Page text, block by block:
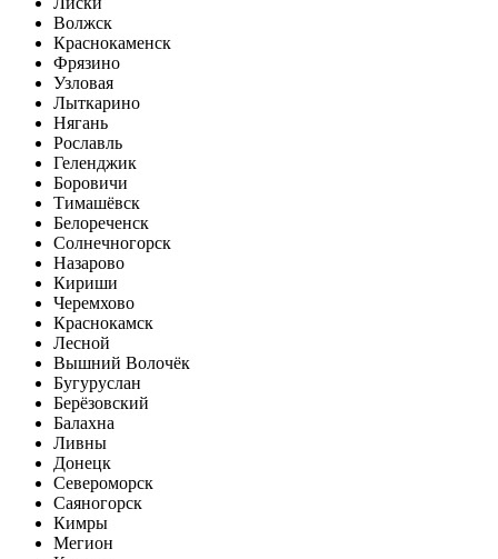
Волжск
Краснокаменск
Фрязино
Узловая
Лыткарино
Нягань
Рославль
Геленджик
Боровичи
Тимашёвск
Белореченск
Солнечногорск
Назарово
Кириши
Черемхово
Краснокамск
Лесной
Вышний Волочёк
Бугуруслан
Берёзовский
Балахна
Ливны
Донецк
Североморск
Саяногорск
Кимры
Мегион